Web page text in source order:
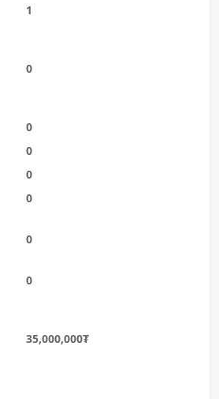
1
0
0
0
0
0
0
0
35,000,000₮